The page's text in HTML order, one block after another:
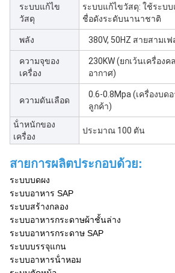
ระบบแก้ไข
วัสดุ
ระบบแก้ไขวัสดุ: ใช้ระบ
ชื่อดังระดับนานาชาติ
พลัง 380V, 50HZ สายสามเ
ความจุของ
เครื่อง
230KW (ยกเว้นเครื่อง
อากาศ)
ความดันเลือด
0.6-0.8Mpa (เครื่องบด
ลูกค้า)
น้ําหนักของ
เครื่อง
ประมาณ 100 ตัน
สายการผลิตประกอบด้วย:
ระบบบดผง
ระบบอาหาร SAP
ระบบสร้างกลอง
ระบบอาหารกระดาษผ้าชั้นล่าง
ระบบอาหารกระดาษ SAP
ระบบบรรจุแกน
ระบบอาหารน้ําหอม